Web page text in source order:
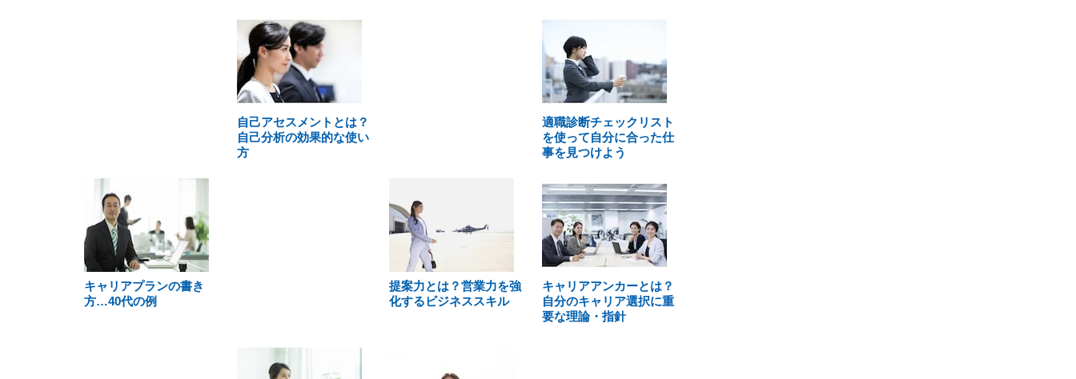
自己アセスメントとは？
自己分析の効果的な使い
方
適職診断チェックリスト
を使って自分に合った仕
事を見つけよう
キャリアプランの書き
方…40代の例
提案力とは？営業力を強
化するビジネススキル
キャリアアンカーとは？
自分のキャリア選択に重
要な理論・指針